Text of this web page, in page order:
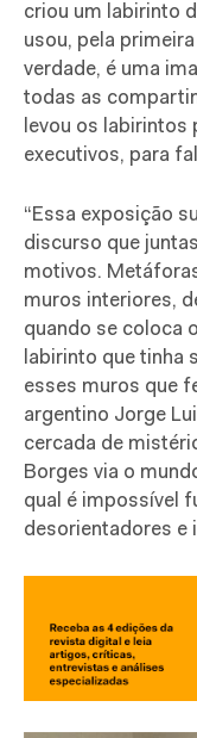
criou um labirinto
usou, pela
verdade, é uma
todas as
levou os labirintos
executivos, para
“Essa exposição
discurso que
motivos.
muros interiores,
quando se coloca
labirinto que tinha
esses muros que
argentino Jorge
cercada de
Borges via o
qual é impossível
desorientadores e